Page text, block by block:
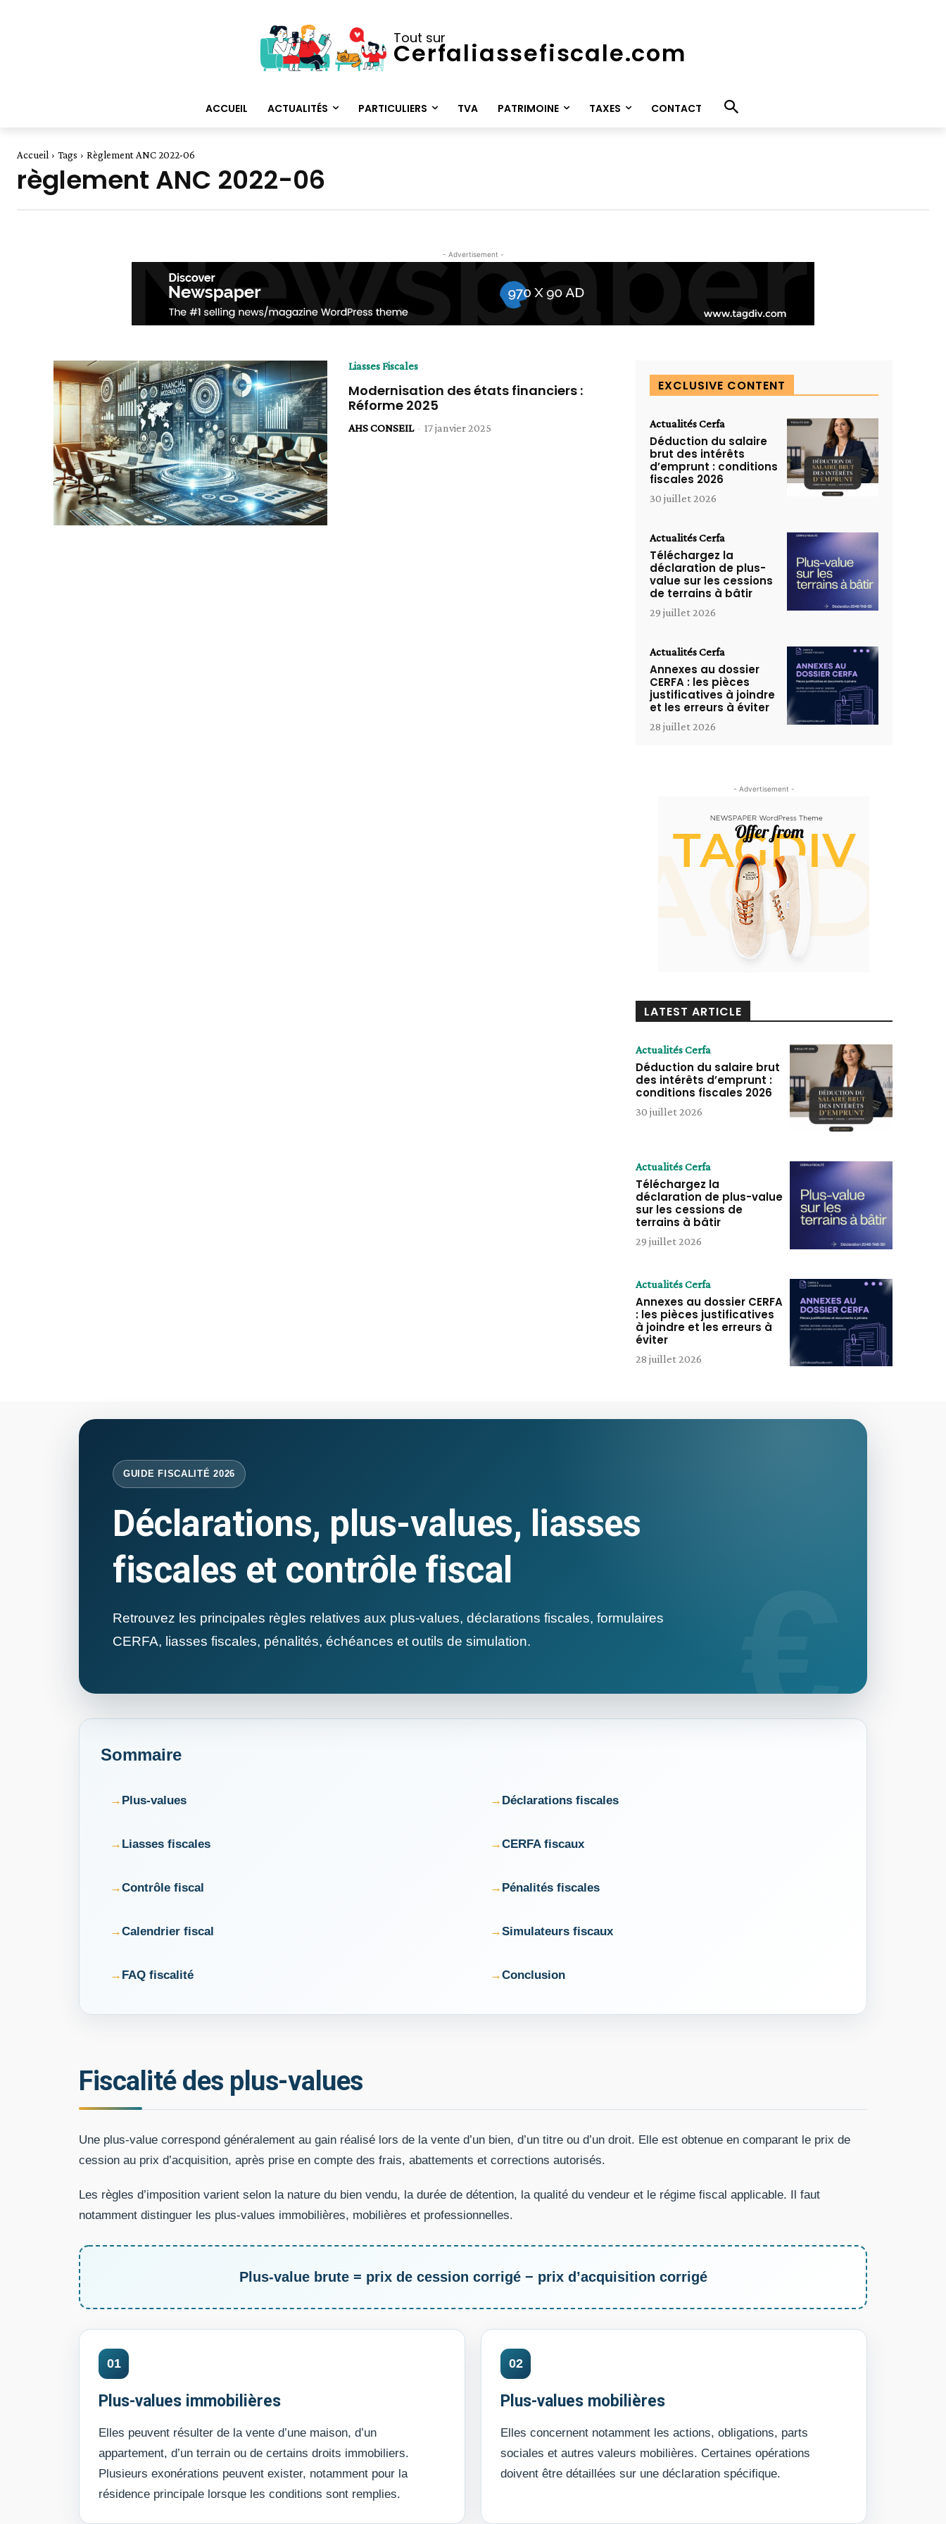
Tout sur
Cerfaliassefiscale.com
ACCUEIL ACTUALITÉS PARTICULIERS TVA PATRIMOINE TAXES CONTACT
Accueil Tags Règlement ANC 2022-06
règlement ANC 2022-06
- Advertisement -
Liasses Fiscales
Modernisation des états financiers :
Réforme 2025
AHS CONSEIL - 17 janvier 2025
EXCLUSIVE CONTENT
Actualités Cerfa
Déduction du salaire
brut des intérêts
d’emprunt : conditions
fiscales 2026
30 juillet 2026
Actualités Cerfa
Téléchargez la
déclaration de plus-
value sur les cessions
de terrains à bâtir
29 juillet 2026
Actualités Cerfa
Annexes au dossier
CERFA : les pièces
justificatives à joindre
et les erreurs à éviter
28 juillet 2026
- Advertisement -
LATEST ARTICLE
Actualités Cerfa
Déduction du salaire brut
des intérêts d’emprunt :
conditions fiscales 2026
30 juillet 2026
Actualités Cerfa
Téléchargez la
déclaration de plus-value
sur les cessions de
terrains à bâtir
29 juillet 2026
Actualités Cerfa
Annexes au dossier CERFA
: les pièces justificatives
à joindre et les erreurs à
éviter
28 juillet 2026
GUIDE FISCALITÉ 2026
Déclarations, plus-values, liasses
fiscales et contrôle fiscal
Retrouvez les principales règles relatives aux plus-values, déclarations fiscales, formulaires
CERFA, liasses fiscales, pénalités, échéances et outils de simulation.
Sommaire
Plus-values Déclarations fiscales
Liasses fiscales CERFA fiscaux
Contrôle fiscal Pénalités fiscales
Calendrier fiscal Simulateurs fiscaux
FAQ fiscalité Conclusion
Fiscalité des plus-values
Une plus-value correspond généralement au gain réalisé lors de la vente d’un bien, d’un titre ou d’un droit. Elle est obtenue en comparant le prix de
cession au prix d’acquisition, après prise en compte des frais, abattements et corrections autorisés.
Les règles d’imposition varient selon la nature du bien vendu, la durée de détention, la qualité du vendeur et le régime fiscal applicable. Il faut
notamment distinguer les plus-values immobilières, mobilières et professionnelles.
Plus-value brute = prix de cession corrigé − prix d’acquisition corrigé
01
Plus-values immobilières
Elles peuvent résulter de la vente d’une maison, d’un
appartement, d’un terrain ou de certains droits immobiliers.
Plusieurs exonérations peuvent exister, notamment pour la
résidence principale lorsque les conditions sont remplies.
02
Plus-values mobilières
Elles concernent notamment les actions, obligations, parts
sociales et autres valeurs mobilières. Certaines opérations
doivent être détaillées sur une déclaration spécifique.